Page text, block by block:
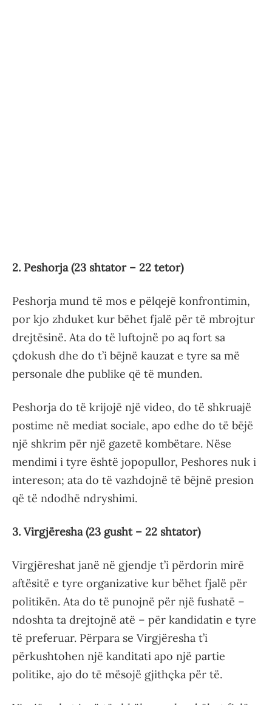
2. Peshorja (23 shtator – 22 tetor)
Peshorja mund të mos e pëlqejë konfrontimin,
por kjo zhduket kur bëhet fjalë për të mbrojtur
drejtësinë. Ata do të luftojnë po aq fort sa
çdokush dhe do t’i bëjnë kauzat e tyre sa më
personale dhe publike që të munden.
Peshorja do të krijojë një video, do të shkruajë
postime në mediat sociale, apo edhe do të bëjë
një shkrim për një gazetë kombëtare. Nëse
mendimi i tyre është jopopullor, Peshores nuk i
intereson; ata do të vazhdojnë të bëjnë presion
që të ndodhë ndryshimi.
3. Virgjëresha (23 gusht – 22 shtator)
Virgjëreshat janë në gjendje t’i përdorin mirë
aftësitë e tyre organizative kur bëhet fjalë për
politikën. Ata do të punojnë për një fushatë –
ndoshta ta drejtojnë atë – për kandidatin e tyre
të preferuar. Përpara se Virgjëresha t’i
përkushtohen një kanditati apo një partie
politike, ajo do të mësojë gjithçka për të.